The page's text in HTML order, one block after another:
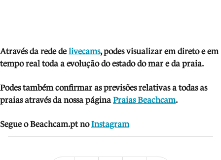
Através da rede delivecams, podes visualizar em direto e em
tempo real toda a evolução do estado do mar e da praia.
Podes também confirmar as previsões relativas a todas as
praias através da nossa páginaPraias Beachcam.
Segue o Beachcam.pt no Instagram